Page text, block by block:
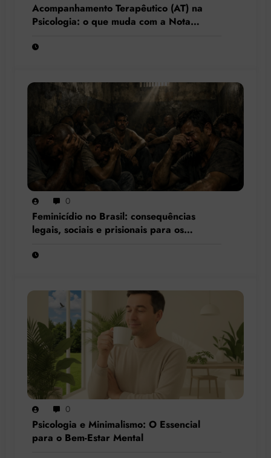
Acompanhamento Terapêutico (AT) na
Psicologia: o que muda com a Nota
0
Feminicídio no Brasil: consequências
legais, sociais e prisionais para os
0
Psicologia e Minimalismo: O Essencial
para o Bem-Estar Mental